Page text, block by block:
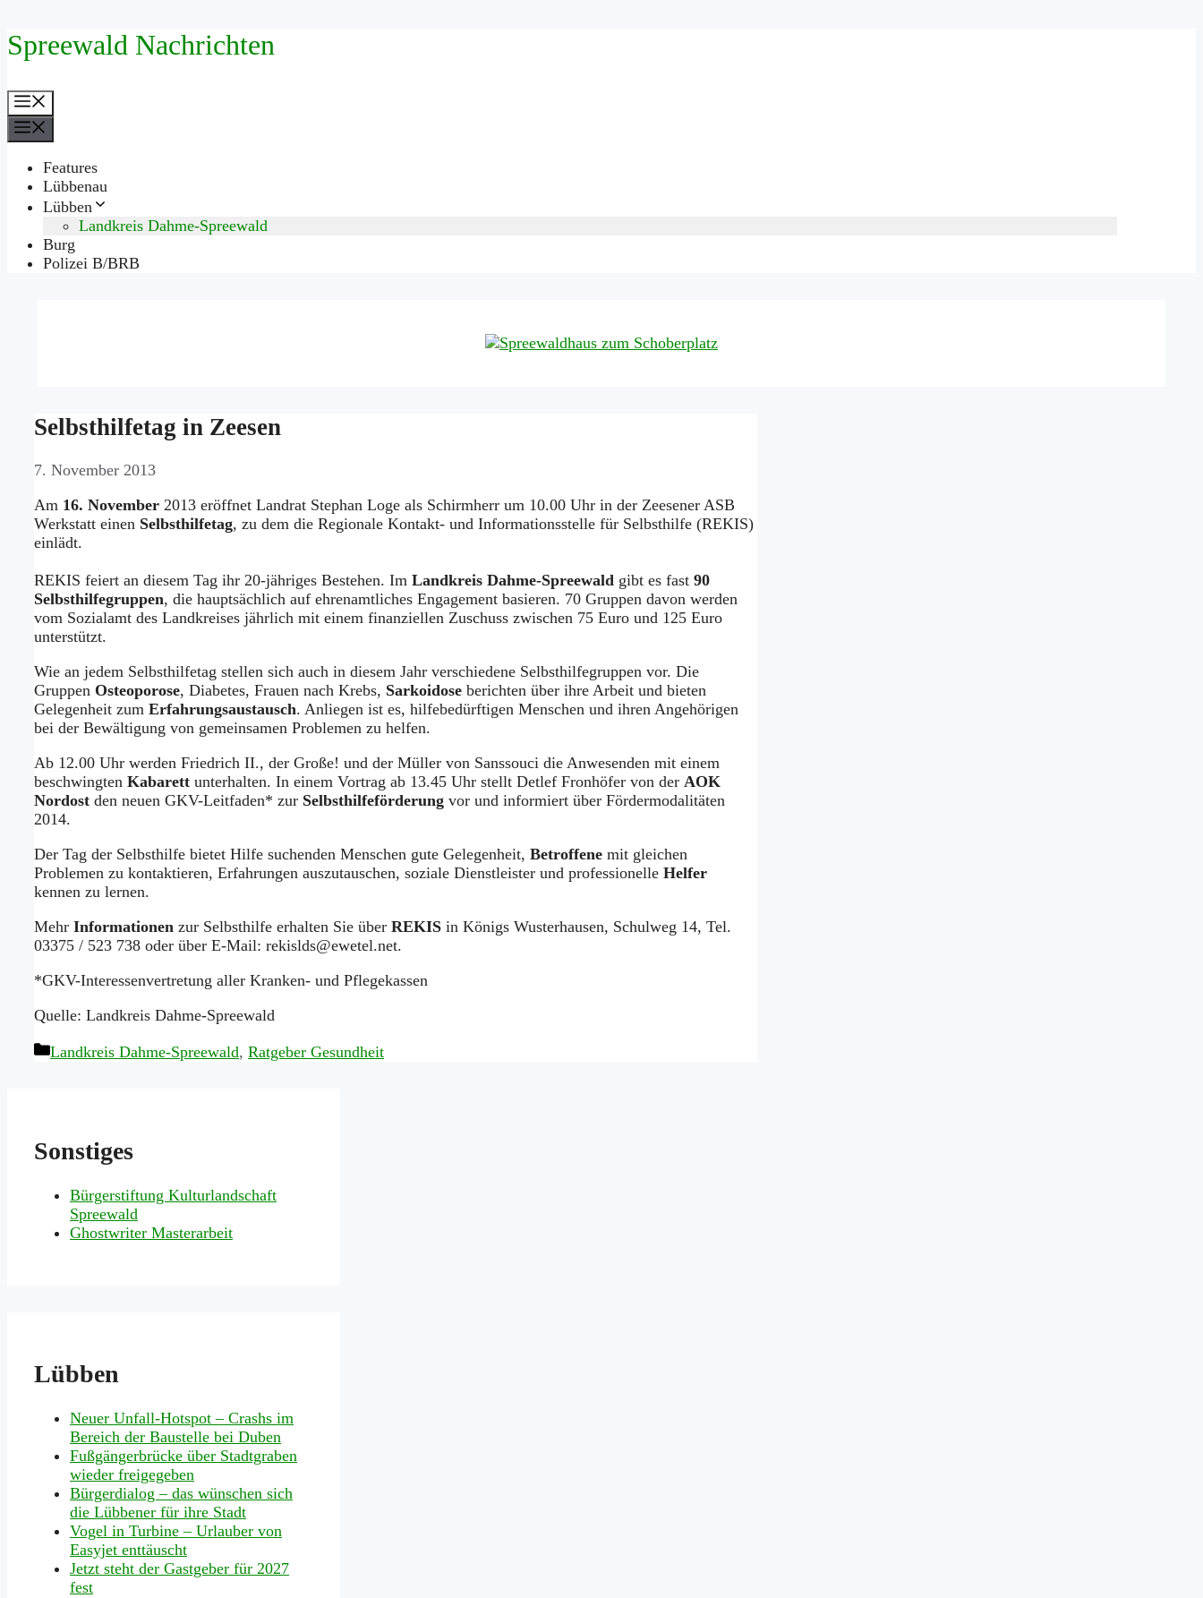
Zum
Inhalt
Spreewald Nachrichten
Features
Lübbenau
Lübben
Landkreis Dahme-Spreewald
Burg
Polizei B/BRB
Selbsthilfetag in Zeesen
7. November 2013
Am 16. November 2013 eröffnet Landrat Stephan Loge als Schirmherr um 10.00 Uhr in der Zeesener ASB
Werkstatt einen Selbsthilfetag, zu dem die Regionale Kontakt- und Informationsstelle für Selbsthilfe (REKIS)
einlädt.
REKIS feiert an diesem Tag ihr 20-jähriges Bestehen. Im Landkreis Dahme-Spreewald gibt es fast 90
Selbsthilfegruppen, die hauptsächlich auf ehrenamtliches Engagement basieren. 70 Gruppen davon werden
vom Sozialamt des Landkreises jährlich mit einem finanziellen Zuschuss zwischen 75 Euro und 125 Euro
unterstützt.
Wie an jedem Selbsthilfetag stellen sich auch in diesem Jahr verschiedene Selbsthilfegruppen vor. Die
Gruppen Osteoporose, Diabetes, Frauen nach Krebs, Sarkoidose berichten über ihre Arbeit und bieten
Gelegenheit zum Erfahrungsaustausch. Anliegen ist es, hilfebedürftigen Menschen und ihren Angehörigen
bei der Bewältigung von gemeinsamen Problemen zu helfen.
Ab 12.00 Uhr werden Friedrich II., der Große! und der Müller von Sanssouci die Anwesenden mit einem
beschwingten Kabarett unterhalten. In einem Vortrag ab 13.45 Uhr stellt Detlef Fronhöfer von der AOK
Nordost den neuen GKV-Leitfaden* zur Selbsthilfeförderung vor und informiert über Fördermodalitäten
2014.
Der Tag der Selbsthilfe bietet Hilfe suchenden Menschen gute Gelegenheit, Betroffene mit gleichen
Problemen zu kontaktieren, Erfahrungen auszutauschen, soziale Dienstleister und professionelle Helfer
kennen zu lernen.
Mehr Informationen zur Selbsthilfe erhalten Sie über REKIS in Königs Wusterhausen, Schulweg 14, Tel.
03375 / 523 738 oder über E-Mail: rekislds@ewetel.net.
*GKV-Interessenvertretung aller Kranken- und Pflegekassen
Quelle: Landkreis Dahme-Spreewald
Kategorien
Landkreis Dahme-Spreewald, Ratgeber Gesundheit
Sonstiges
Bürgerstiftung Kulturlandschaft
Spreewald
Ghostwriter Masterarbeit
Lübben
Neuer Unfall-Hotspot – Crashs im
Bereich der Baustelle bei Duben
Fußgängerbrücke über Stadtgraben
wieder freigegeben
Bürgerdialog – das wünschen sich
die Lübbener für ihre Stadt
Vogel in Turbine – Urlauber von
Easyjet enttäuscht
Jetzt steht der Gastgeber für 2027
fest